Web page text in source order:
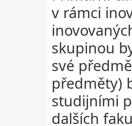
v rámci
skupinou
své
předměty)
studijními
dalších